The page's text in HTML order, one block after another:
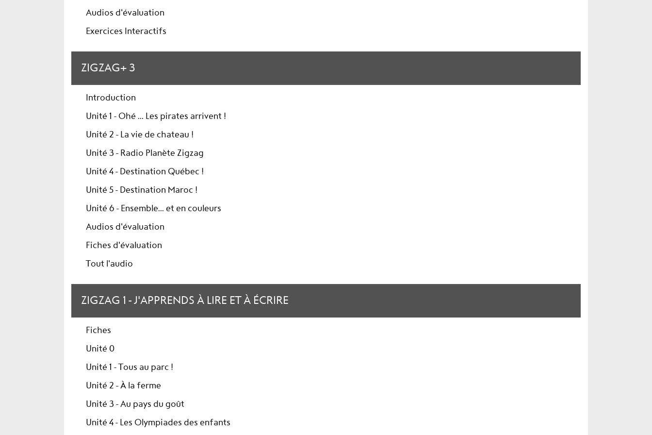
Audios d'évaluation
Exercices Interactifs
ZIGZAG+ 3
Introduction
Unité 1 - Ohé ... Les pirates arrivent !
Unité 2 - La vie de chateau !
Unité 3 - Radio Planète Zigzag
Unité 4 - Destination Québec !
Unité 5 - Destination Maroc !
Unité 6 - Ensemble... et en couleurs
Audios d'évaluation
Fiches d'évaluation
Tout l'audio
ZIGZAG 1 - J'APPRENDS À LIRE ET À ÉCRIRE
Fiches
Unité 0
Unité 1 - Tous au parc !
Unité 2 - À la ferme
Unité 3 - Au pays du goût
Unité 4 - Les Olympiades des enfants